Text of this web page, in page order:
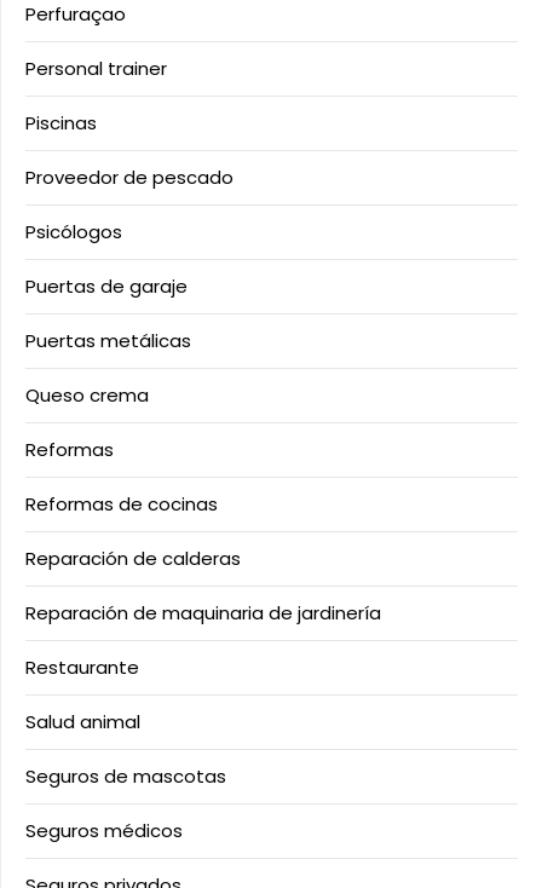
Perfuraçao
Personal trainer
Piscinas
Proveedor de pescado
Psicólogos
Puertas de garaje
Puertas metálicas
Queso crema
Reformas
Reformas de cocinas
Reparación de calderas
Reparación de maquinaria de jardinería
Restaurante
Salud animal
Seguros de mascotas
Seguros médicos